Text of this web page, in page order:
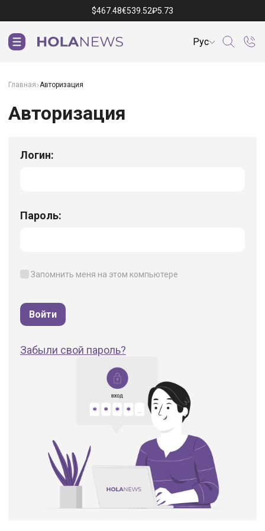
$467.48€539.52₽5.73
Рус
Главная Авторизация
Авторизация
Логин:
Пароль:
Запомнить меня на этом компьютере
Забыли свой пароль?